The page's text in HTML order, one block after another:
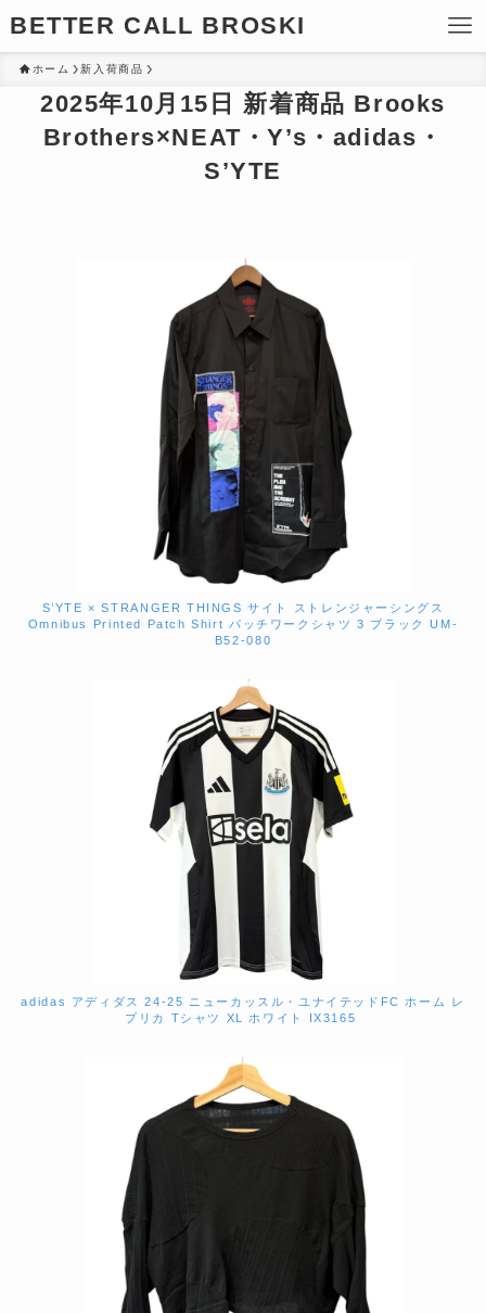
BETTER CALL BROSKI
ホーム 新入荷商品
2025年10月15日 新着商品 Brooks
Brothers×NEAT・Y’s・adidas・
S’YTE
S’YTE × STRANGER THINGS サイト ストレンジャーシングス
Omnibus Printed Patch Shirt パッチワークシャツ 3 ブラック UM-
B52-080
adidas アディダス 24-25 ニューカッスル・ユナイテッドFC ホーム レ
プリカ Tシャツ XL ホワイト IX3165